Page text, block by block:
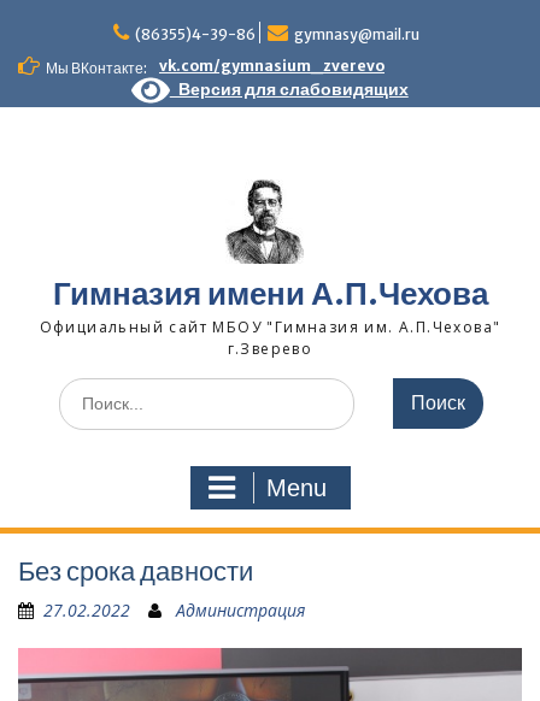
content
(86355)4-39-86
gymnasy@mail.ru
Мы ВКонтакте:
vk.com/gymnasium_zverevo
Версия для слабовидящих
Гимназия имени А.П.Чехова
Официальный сайт МБОУ "Гимназия им. А.П.Чехова"
г.Зверево
Search
for:
Menu
Без срока давности
27.02.2022 Администрация